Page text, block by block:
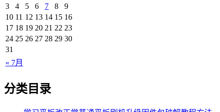
« 7月
3
4 5 6 7 8
9
10 11 12 13 14 15 16
17 18 19 20 21 22 23
24 25 26 27 28 29 30
31
分类目录